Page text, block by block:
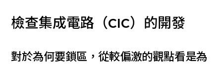
檢查集成電路（CIC）的開發
對於為何要鎖區，從較偏激的觀點看是為